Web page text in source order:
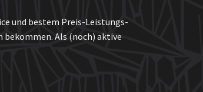
und bestem Preis-Leistungs-
Als (noch) aktive